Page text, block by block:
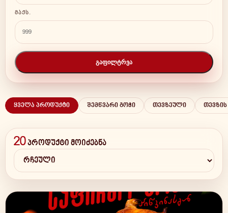
ᲛᲐᲥᲡ.
ᲒᲐᲤᲘᲚᲢᲠᲕᲐ
ყველა პროდუქტი შემწვარი გოჭი თევზეული
20პროდუქტი მოიძებნა